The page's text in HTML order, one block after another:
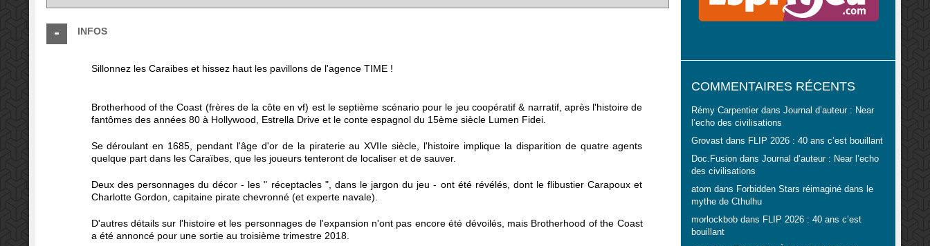
INFOS
Sillonnez les Caraibes et hissez haut les pavillons de l'agence TIME !
Brotherhood of the Coast (frères de la côte en vf) est le septième scénario pour le jeu coopératif & narratif, après l'histoire de
fantômes des années 80 à Hollywood, Estrella Drive et le conte espagnol du 15ème siècle Lumen Fidei.
Se déroulant en 1685, pendant l'âge d'or de la piraterie au XVIIe siècle, l'histoire implique la disparition de quatre agents
quelque part dans les Caraïbes, que les joueurs tenteront de localiser et de sauver.
Deux des personnages du décor - les " réceptacles ", dans le jargon du jeu - ont été révélés, dont le flibustier Carapoux et
Charlotte Gordon, capitaine pirate chevronné (et experte navale).
D'autres détails sur l'histoire et les personnages de l'expansion n'ont pas encore été dévoilés, mais Brotherhood of the Coast
a été annoncé pour une sortie au troisième trimestre 2018.
COMMENTAIRES RÉCENTS
Rémy Carpentierdans Journal d’auteur : Near
l’echo des civilisations
Grovastdans FLIP 2026 : 40 ans c’est bouillant
Doc.Fusiondans Journal d’auteur : Near l’echo
des civilisations
atom dans Forbidden Stars réimaginé dans le
mythe de Cthulhu
morlockbobdans FLIP 2026 : 40 ans c’est
bouillant